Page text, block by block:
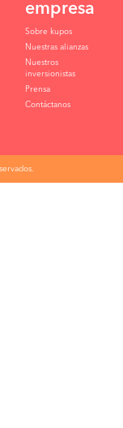
empresa
Sobre kupos
Nuestras alianzas
Nuestros
inversionistas
Prensa
Contáctanos